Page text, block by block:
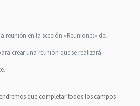
reunión en la sección «Reuniones» del
crear una reunión que se realizará
que completar todos los campos